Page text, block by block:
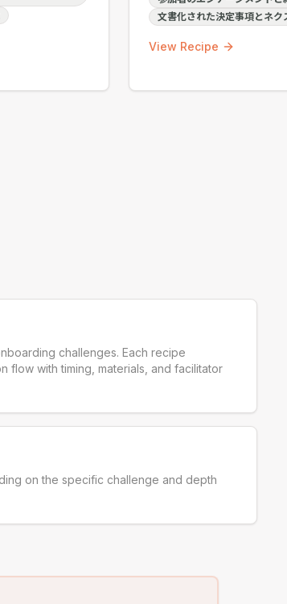
文書化された決定事項とネク
View Recipe
challenges. Each recipe
flow with timing, materials, and facilitator
on the specific challenge and depth